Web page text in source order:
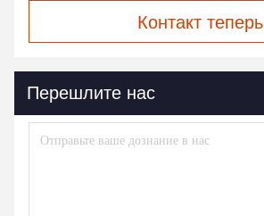
Контакт теперь
Перешлите нас